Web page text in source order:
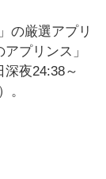
の厳選アプリ
プリンス」
夜24:38～
。